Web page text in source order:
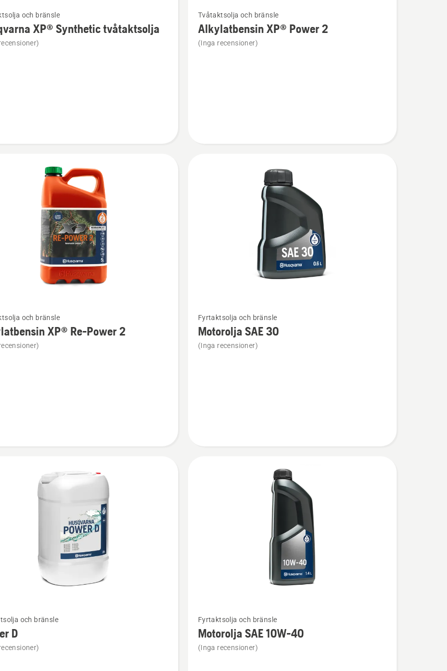
och bränsle
XP® Synthetic tvåtaktsolja
mer
information
om
Tvåtaktsolja och bränsle
Alkylatbensin XP® Power 2
(Inga recensioner)
och bränsle
XP® Re-Power 2
mer
information
om
Fyrtaktsolja och bränsle
Motorolja SAE 30
(Inga recensioner)
och bränsle
D
mer
information
om
Fyrtaktsolja och bränsle
Motorolja SAE 10W-40
(Inga recensioner)